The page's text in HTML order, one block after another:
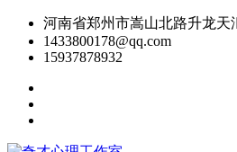
河南省郑州市嵩山北路升龙天
1433800178@qq.com
15937878932